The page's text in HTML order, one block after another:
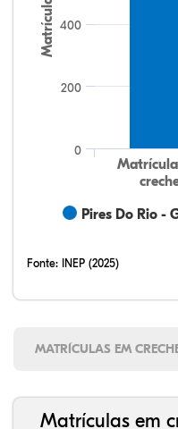
Matrículas
Pires Do Rio -
0
200
400
Fonte: INEP (2025)
MATRÍCULAS EM
Matrículas em